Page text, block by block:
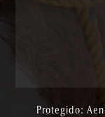
Protegido: